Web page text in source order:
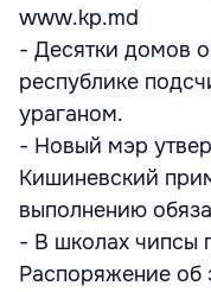
www.kp.md
- Десятки домов
республике
ураганом.
- Новый мэр
Кишиневский
выполнению
- В школах чипсы
Распоряжение об